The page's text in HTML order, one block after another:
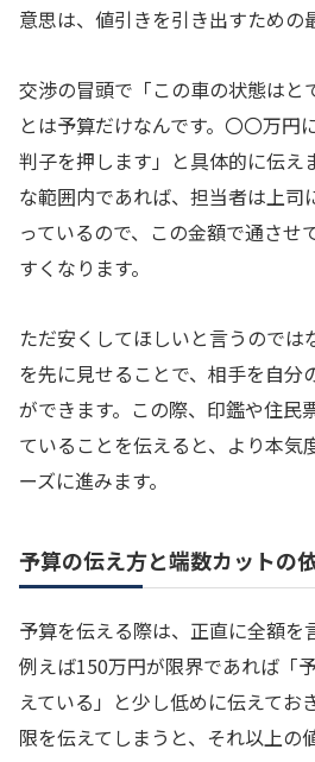
意思は、値引きを引き出すための
交渉の冒頭で「この車の状態はと
とは予算だけなんです。〇〇万円
判子を押します」と具体的に伝え
な範囲内であれば、担当者は上司
っているので、この金額で通させ
すくなります。
ただ安くしてほしいと言うのでは
を先に見せることで、相手を自分
ができます。この際、印鑑や住民
ていることを伝えると、より本気
ーズに進みます。
予算の伝え方と端数カットの
予算を伝える際は、正直に全額を
例えば150万円が限界であれば「
えている」と少し低めに伝えてお
限を伝えてしまうと、それ以上の